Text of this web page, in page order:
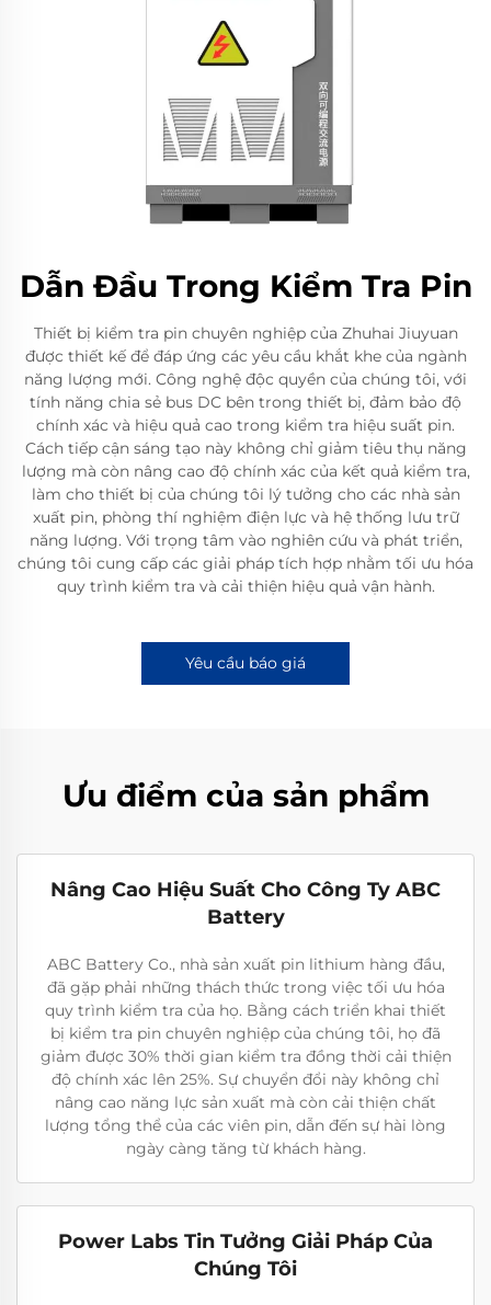
Dẫn Đầu Trong Kiểm Tra Pin
Thiết bị kiểm tra pin chuyên nghiệp của Zhuhai Jiuyuan
được thiết kế để đáp ứng các yêu cầu khắt khe của ngành
năng lượng mới. Công nghệ độc quyền của chúng tôi, với
tính năng chia sẻ bus DC bên trong thiết bị, đảm bảo độ
chính xác và hiệu quả cao trong kiểm tra hiệu suất pin.
Cách tiếp cận sáng tạo này không chỉ giảm tiêu thụ năng
lượng mà còn nâng cao độ chính xác của kết quả kiểm tra,
làm cho thiết bị của chúng tôi lý tưởng cho các nhà sản
xuất pin, phòng thí nghiệm điện lực và hệ thống lưu trữ
năng lượng. Với trọng tâm vào nghiên cứu và phát triển,
chúng tôi cung cấp các giải pháp tích hợp nhằm tối ưu hóa
quy trình kiểm tra và cải thiện hiệu quả vận hành.
Yêu cầu báo giá
Ưu điểm của sản phẩm
Nâng Cao Hiệu Suất Cho Công Ty ABC
Battery
ABC Battery Co., nhà sản xuất pin lithium hàng đầu,
đã gặp phải những thách thức trong việc tối ưu hóa
quy trình kiểm tra của họ. Bằng cách triển khai thiết
bị kiểm tra pin chuyên nghiệp của chúng tôi, họ đã
giảm được 30% thời gian kiểm tra đồng thời cải thiện
độ chính xác lên 25%. Sự chuyển đổi này không chỉ
nâng cao năng lực sản xuất mà còn cải thiện chất
lượng tổng thể của các viên pin, dẫn đến sự hài lòng
ngày càng tăng từ khách hàng.
Power Labs Tin Tưởng Giải Pháp Của
Chúng Tôi